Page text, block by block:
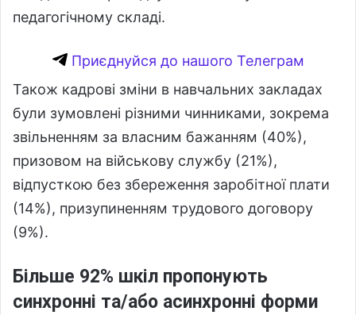
педагогічному складі.
Приєднуйся до нашого Телеграм
Також кадрові зміни в навчальних закладах
були зумовлені різними чинниками, зокрема
звільненням за власним бажанням (40%),
призовом на військову службу (21%),
відпусткою без збереження заробітної плати
(14%), призупиненням трудового договору
(9%).
Більше 92% шкіл пропонують
синхронні та/або асинхронні форми